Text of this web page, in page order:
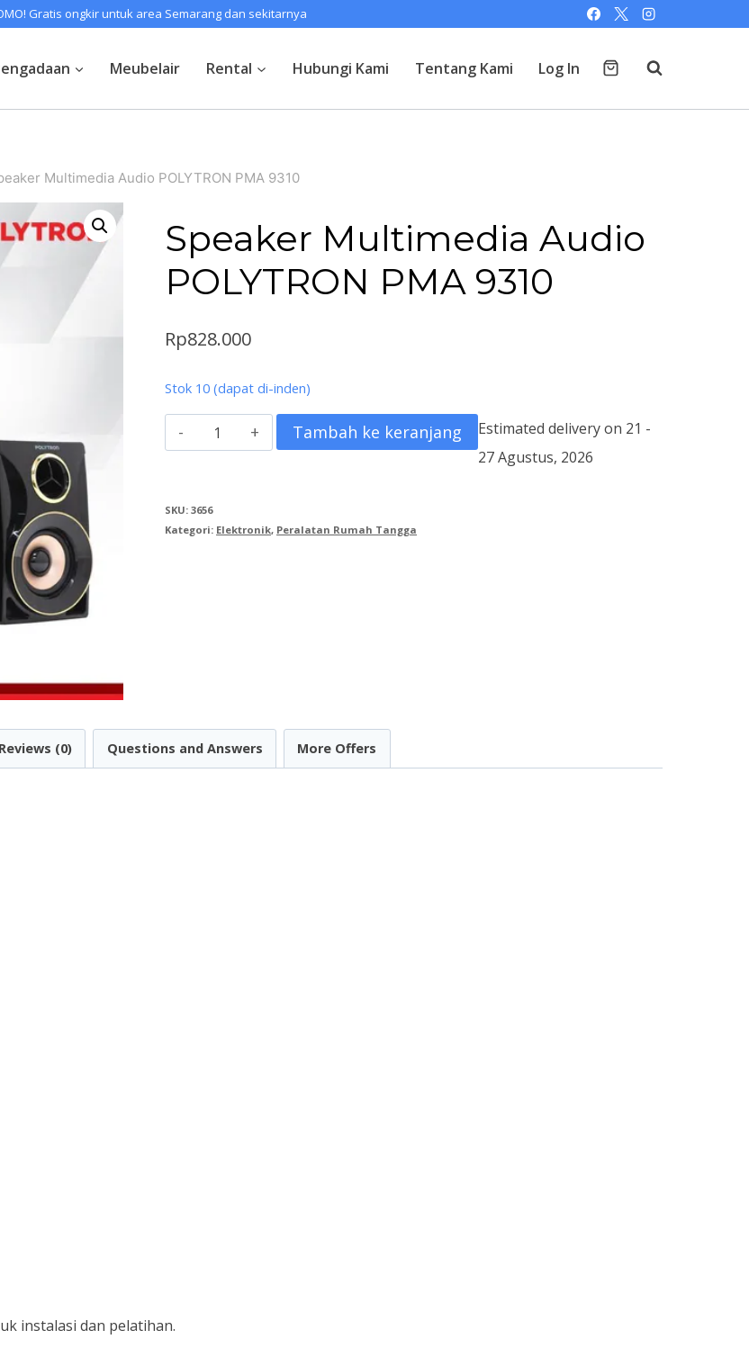
Gratis ongkir untuk area Semarang dan sekitarnya
Meubelair Rental Hubungi Kami Tentang Kami Log In
Multimedia Audio POLYTRON PMA 9310
Speaker Multimedia Audio
POLYTRON PMA 9310
Rp828.000
Stok 10 (dapat di-inden)
Kuantitas
Speaker
Audio
Tambah ke keranjang
Estimated delivery on 21 -
27 Agustus, 2026
SKU:3656
Kategori: Elektronik, Peralatan Rumah Tangga
Reviews (0) Questions and Answers More Offers
instalasi dan pelatihan.